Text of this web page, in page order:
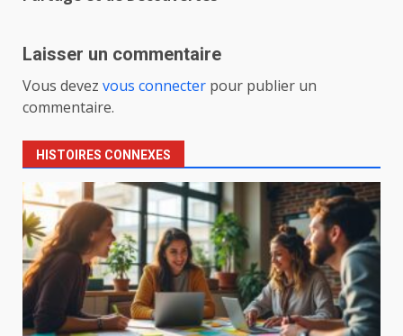
Laisser un commentaire
Vous devez vous connecter pour publier un
commentaire.
HISTOIRES CONNEXES